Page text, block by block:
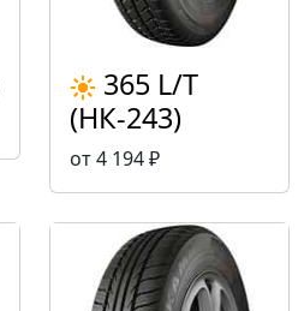
365 L/T
(НК-243)
от 4 194 ₽